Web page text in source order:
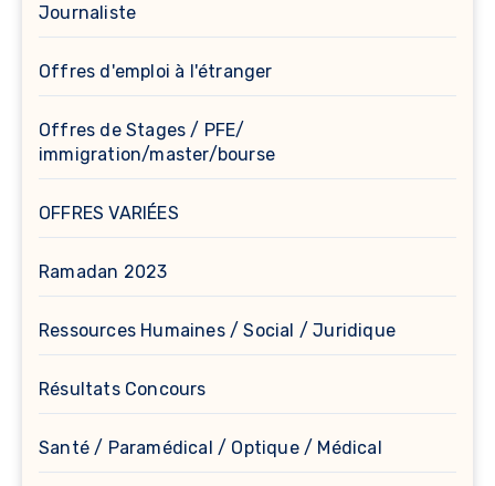
Journaliste
Offres d'emploi à l'étranger
Offres de Stages / PFE/
immigration/master/bourse
OFFRES VARIÉES
Ramadan 2023
Ressources Humaines / Social / Juridique
Résultats Concours
Santé / Paramédical / Optique / Médical